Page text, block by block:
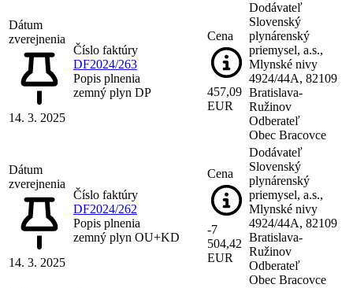
Dátum
zverejnenia
14. 3. 2025
Číslo faktúry
DF2024/263
Popis plnenia
zemný plyn DP
Cena
457,09
EUR
Dodávateľ
Slovenský
plynárenský
priemysel, a.s.,
Mlynské nivy
4924/44A, 82109
Bratislava-
Ružinov
Odberateľ
Obec Bracovce
Dátum
zverejnenia
14. 3. 2025
Číslo faktúry
DF2024/262
Popis plnenia
zemný plyn OU+KD
Cena
-7
504,42
EUR
Dodávateľ
Slovenský
plynárenský
priemysel, a.s.,
Mlynské nivy
4924/44A, 82109
Bratislava-
Ružinov
Odberateľ
Obec Bracovce